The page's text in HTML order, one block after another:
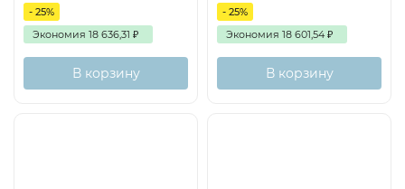
- 25%
Экономия 18 636,31 ₽
В корзину
- 25%
Экономия 18 601,54 ₽
В корзину